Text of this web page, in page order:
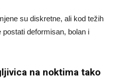
su diskretne, ali kod težih
deformisan, bolan i
na noktima tako